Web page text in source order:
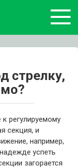
стрелку,
регулируемому
секция, и
например,
успеть
загорается